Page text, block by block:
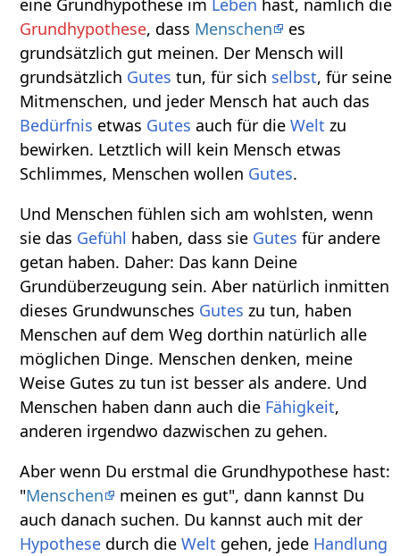
eine Grundhypothese im Leben hast, nämlich die
Grundhypothese, dass Menschen
es
grundsätzlich gut meinen. Der Mensch will
grundsätzlich Gutes tun, für sich selbst, für seine
Mitmenschen, und jeder Mensch hat auch das
Bedürfnis etwas Gutes auch für dieWelt zu
bewirken. Letztlich will kein Mensch etwas
Schlimmes, Menschen wollen Gutes.
Und Menschen fühlen sich am wohlsten, wenn
sie das Gefühl haben, dass sie Gutes für andere
getan haben. Daher: Das kann Deine
Grundüberzeugung sein. Aber natürlich inmitten
dieses Grundwunsches Gutes zu tun, haben
Menschen auf dem Weg dorthin natürlich alle
möglichen Dinge. Menschen denken, meine
Weise Gutes zu tun ist besser als andere. Und
Menschen haben dann auch die Fähigkeit,
anderen irgendwo dazwischen zu gehen.
Aber wenn Du erstmal die Grundhypothese hast:
"Menschen
meinen es gut", dann kannst Du
auch danach suchen. Du kannst auch mit der
Hypothese durch dieWelt gehen, jede Handlung